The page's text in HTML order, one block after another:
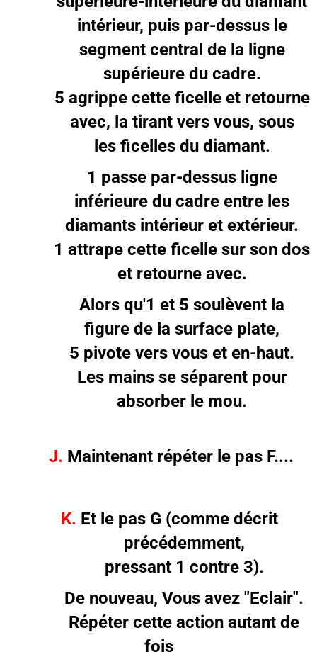
intérieur, puis par-dessus le
segment central de la ligne
supérieure du cadre.
5 agrippe cette ficelle et retourne
avec, la tirant vers vous, sous
les ficelles du diamant.
1 passe par-dessus ligne
inférieure du cadre entre les
diamants intérieur et extérieur.
1 attrape cette ficelle sur son dos
et retourne avec.
Alors qu'1 et 5 soulèvent la
figure de la surface plate,
5 pivote vers vous et en-haut.
Les mains se séparent pour
absorber le mou.
J. Maintenant répéter le pas F....
K. Et le pas G (comme décrit
précédemment,
pressant 1 contre 3).
De nouveau, Vous avez "Eclair".
Répéter cette action autant de
fois